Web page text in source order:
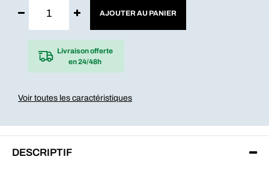
AJOUTER AU PANIER
Livraison offerte
en 24/48h
Voir toutes les caractéristiques
DESCRIPTIF